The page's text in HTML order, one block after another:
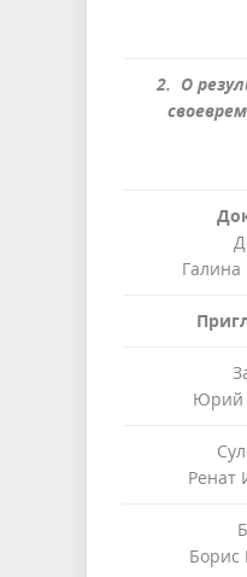
2. О
Галина
Юрий
Ренат
Борис